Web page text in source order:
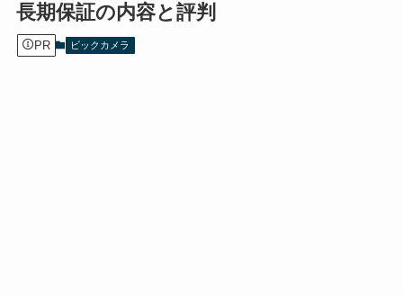
長期保証の内容と評判
PR ビックカメラ